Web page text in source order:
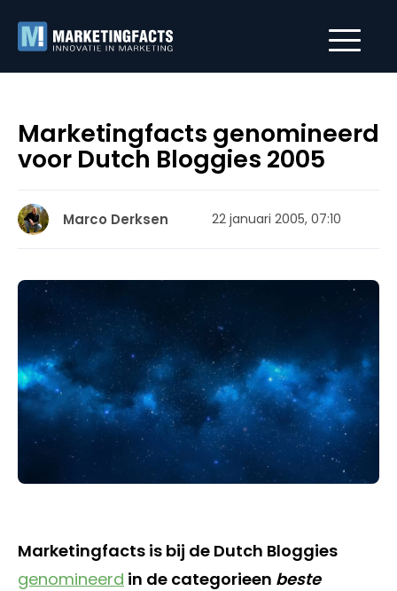
Marketingfacts genomineerd
voor Dutch Bloggies 2005
Marco Derksen 22 januari 2005, 07:10
Marketingfacts is bij de Dutch Bloggies
genomineerd in de categorieen beste